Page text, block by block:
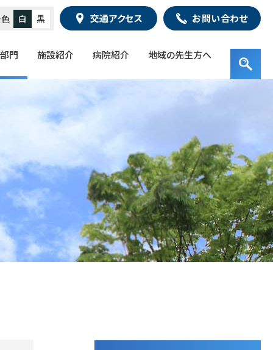
白 黒 交通アクセス お問い合わせ
門 施設紹介 病院紹介 地域の先生方へ
ト
キ